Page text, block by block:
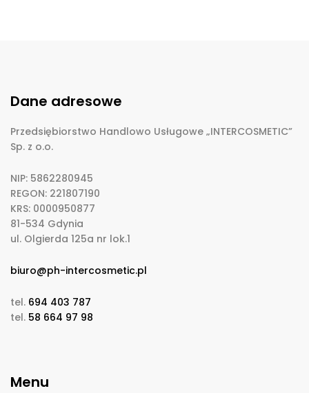
Dane adresowe
Przedsiębiorstwo Handlowo Usługowe „INTERCOSMETIC”
Sp. z o.o.
NIP: 5862280945
REGON: 221807190
KRS: 0000950877
81-534 Gdynia
ul. Olgierda 125a nr lok.1
biuro@ph-intercosmetic.pl
tel. 694 403 787
tel. 58 664 97 98
Menu